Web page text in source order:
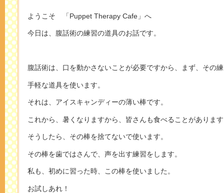
ようこそ 「Puppet Therapy Cafe」へ
今日は、腹話術の練習の道具のお話です。
腹話術は、口を動かさないことが必要ですから、まず、その
手軽な道具を使います。
それは、アイスキャンディーの薄い棒です。
これから、暑くなりますから、皆さんも食べることがありま
そうしたら、その棒を捨てないで使います。
その棒を歯ではさんで、声を出す練習をします。
私も、初めに習った時、この棒を使いました。
お試しあれ！